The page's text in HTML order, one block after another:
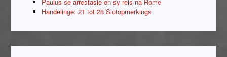
Paulus se arrestasie en sy reis na Rome
Handelinge: 21 tot 28 Slotopmerkings